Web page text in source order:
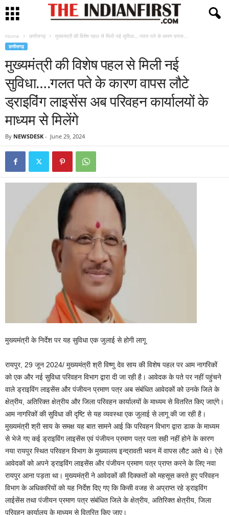
Home छत्तीसगढ़ मुख्यमंत्री की विशेष पहल से मिली नई सुविधा….गलत पते के कारण वापस...
छत्तीसगढ़
मुख्यमंत्री की विशेष पहल से मिली नई
सुविधा….गलत पते के कारण वापस लौटे
ड्राइविंग लाइसेंस अब परिवहन कार्यालयों के
माध्यम से मिलेंगे
By NEWSDESK - June 29, 2024
मुख्यमंत्री के निर्देश पर यह सुविधा एक जुलाई से होगी लागू
रायपुर, 29 जून 2024/ मुख्यमंत्री श्री विष्णु देव साय की विशेष पहल पर आम नागरिकों
को एक और नई सुविधा परिवहन विभाग द्वारा दी जा रही है। आवेदक के पते पर नहीं पहुंचने
वाले ड्राइविंग लाइसेंस और पंजीयन प्रमाण पत्र अब संबंधित आवेदकों को उनके जिले के
क्षेत्रीय, अतिरिक्त क्षेत्रीय और जिला परिवहन कार्यालयों के माध्यम से वितरित किए जाएंगे।
आम नागरिकों की सुविधा की दृष्टि से यह व्यवस्था एक जुलाई से लागू की जा रही है।
मुख्यमंत्री श्री साय के समक्ष यह बात सामने आई कि परिवहन विभाग द्वारा डाक के माध्यम
से भेजे गए कई ड्राइविंग लाइसेंस एवं पंजीयन प्रमाण पत्र पता सही नहीं होने के कारण
नया रायपुर स्थित परिवहन विभाग के मुख्यालय इन्द्रावती भवन में वापस लौट आते थे। ऐसे
आवेदकों को अपने ड्राइविंग लाइसेंस और पंजीयन प्रमाण पत्र प्राप्त करने के लिए नवा
रायपुर आना पड़ता था। मुख्यमंत्री ने आवेदकों की दिक्कतों को महसूस करते हुए परिवहन
विभाग के अधिकारियों को यह निर्देश दिए गए कि किसी वजह से अप्राप्त रहे ड्राइविंग
लाईसेंस तथा पंजीयन प्रमाण पत्र संबंधित जिले के क्षेत्रीय, अतिरिक्त क्षेत्रीय, जिला
परिवहन कार्यालय के माध्यम से वितरित किए जाए।